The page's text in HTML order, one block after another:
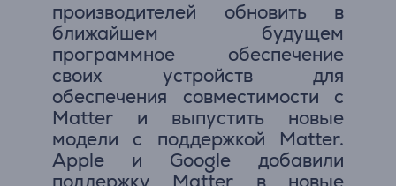
производителей обновить в
ближайшем будущем
программное обеспечение
своих устройств для
обеспечения совместимости с
Matter и выпустить новые
модели с поддержкой Matter.
Apple и Google добавили